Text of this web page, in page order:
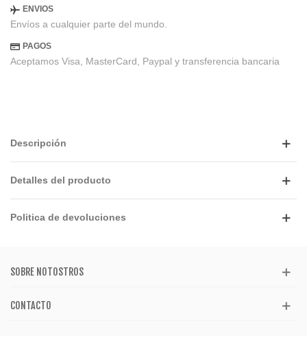
ENVIOS
Envíos a cualquier parte del mundo.
PAGOS
Aceptamos Visa, MasterCard, Paypal y transferencia bancaria
Descripción
Detalles del producto
Politica de devoluciones
SOBRE NOTOSTROS
CONTACTO